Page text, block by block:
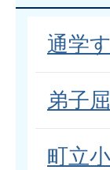
通学
弟子
町立